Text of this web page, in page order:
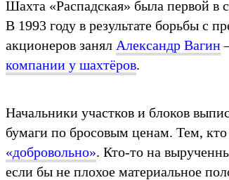
Шахта «Распадская» была первой в
В 1993 году в результате борьбы с
акционеров занял Александр Вагин
компании у шахтёров.
Начальники участков и блоков
бумаги по бросовым ценам. Тем,
«добровольно». Кто-то на
если бы не плохое материальное